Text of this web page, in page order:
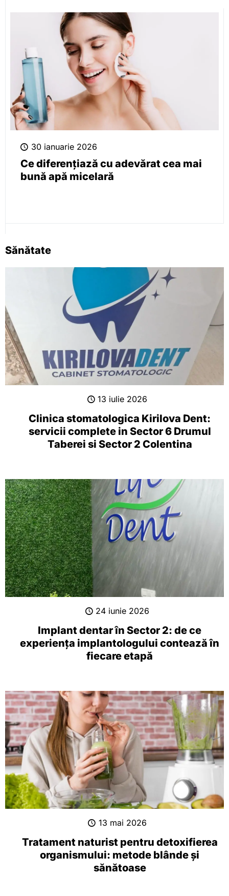
30 ianuarie 2026
Ce diferențiază cu adevărat cea mai
bună apă micelară
Sănătate
13 iulie 2026
Clinica stomatologica Kirilova Dent:
servicii complete in Sector 6 Drumul
Taberei si Sector 2 Colentina
24 iunie 2026
Implant dentar în Sector 2: de ce
experiența implantologului contează în
fiecare etapă
13 mai 2026
Tratament naturist pentru detoxifierea
organismului: metode blânde și
sănătoase